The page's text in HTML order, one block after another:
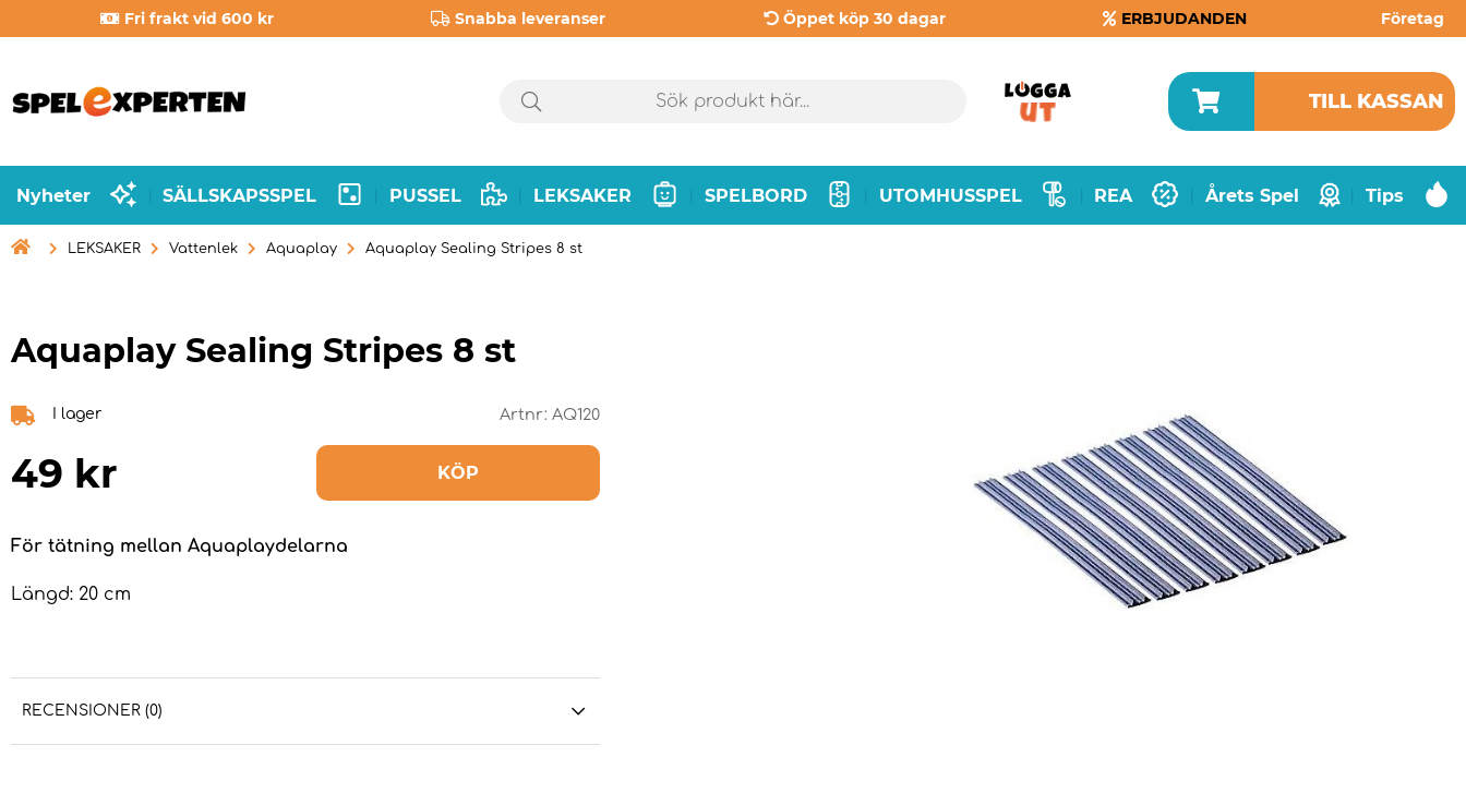
Fri frakt vid 600 kr Snabba leveranser Öppet köp 30 dagar ERBJUDANDEN Företag
TILL KASSAN
Nyheter SÄLLSKAPSSPEL PUSSEL LEKSAKER SPELBORD UTOMHUSSPEL REA Årets Spel Tips
 LEKSAKER Vattenlek Aquaplay Aquaplay Sealing Stripes 8 st
Aquaplay Sealing Stripes 8 st
I lager Artnr: AQ120
49 kr KÖP
För tätning mellan Aquaplaydelarna
Längd: 20 cm
RECENSIONER (0)